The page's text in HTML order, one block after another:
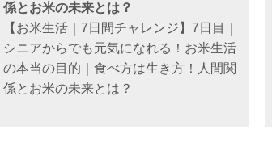
係とお米の未来とは？
【お米生活｜7日間チャレンジ】7日目｜
シニアからでも元気になれる！お米生活
の本当の目的｜食べ方は生き方！人間関
係とお米の未来とは？